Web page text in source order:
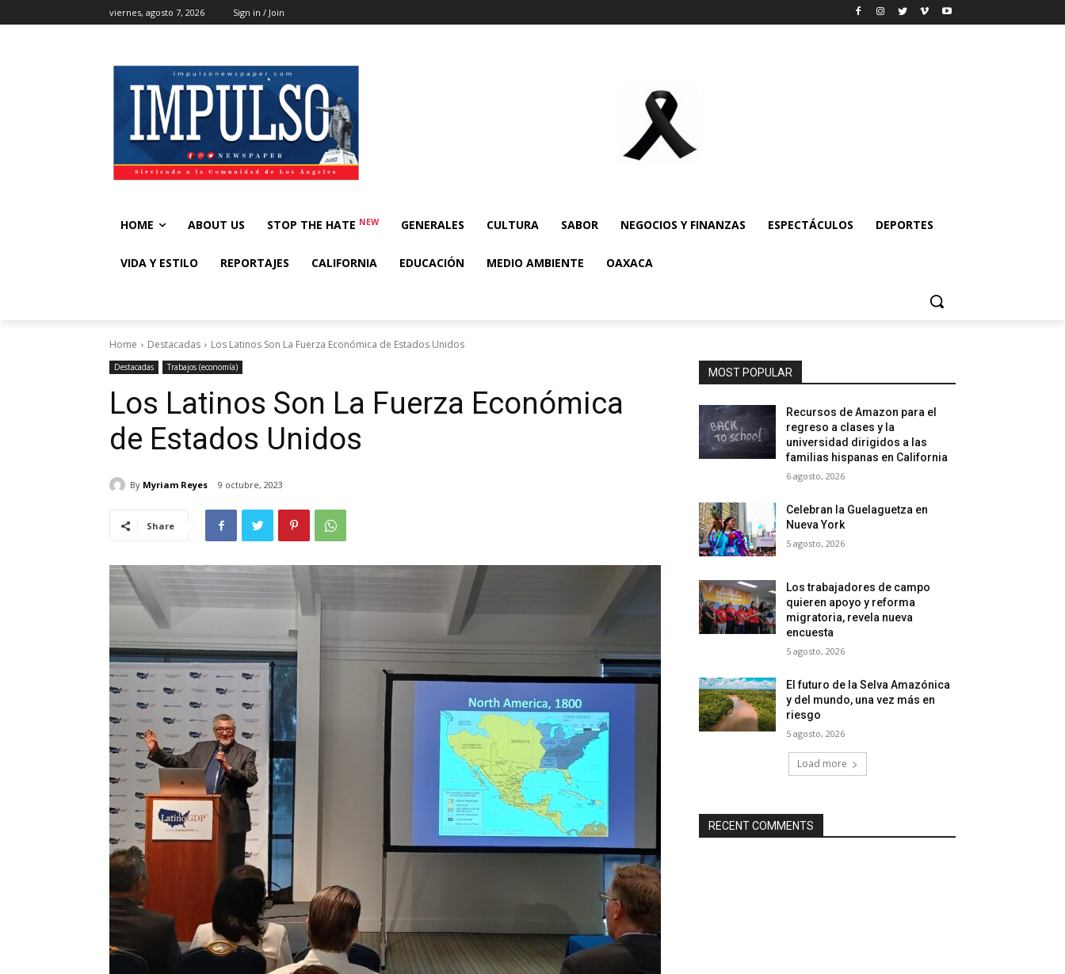
viernes, agosto 7, 2026 Sign in / Join
HOME ABOUT US STOP THE HATE NEW GENERALES CULTURA SABOR NEGOCIOS Y FINANZAS ESPECTÁCULOS DEPORTES
VIDA Y ESTILO REPORTAJES CALIFORNIA EDUCACIÓN MEDIO AMBIENTE OAXACA
Home Destacadas Los Latinos Son La Fuerza Económica de Estados Unidos
Destacadas Trabajos (economía)
Los Latinos Son La Fuerza Económica
de Estados Unidos
By Myriam Reyes 9 octubre, 2023
Share
MOST POPULAR
Recursos de Amazon para el
regreso a clases y la
universidad dirigidos a las
familias hispanas en California
6 agosto, 2026
Celebran la Guelaguetza en
Nueva York
5 agosto, 2026
Los trabajadores de campo
quieren apoyo y reforma
migratoria, revela nueva
encuesta
5 agosto, 2026
El futuro de la Selva Amazónica
y del mundo, una vez más en
riesgo
5 agosto, 2026
Load more
RECENT COMMENTS